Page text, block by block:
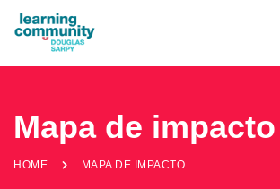
Mapa de impacto
HOME MAPA DE IMPACTO